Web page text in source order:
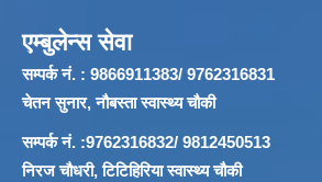
एम्बुलेन्स सेवा
सम्पर्क नं. : 9866911383/ 9762316831
चेतन सुनार, नौबस्ता स्वास्थ्य चौकी
सम्पर्क नं. :9762316832/ 9812450513
निरज चौधरी, टिटिहिरिया स्वास्थ्य चौकी